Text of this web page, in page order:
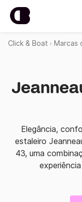
Click & Boat Marcas
Elegância,
estaleiro
43, uma